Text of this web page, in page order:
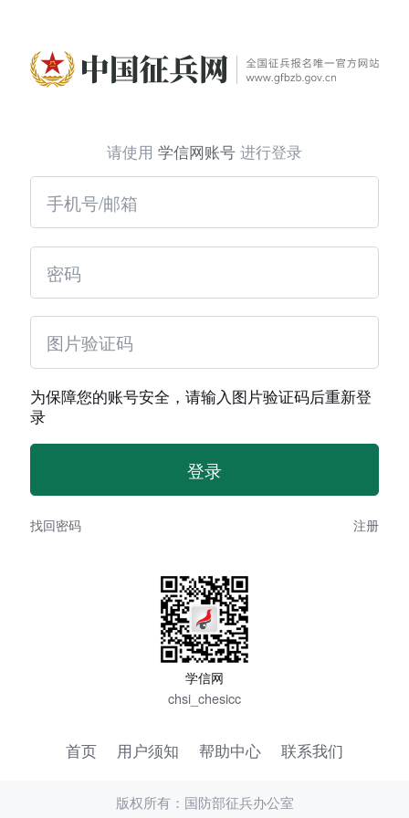
请使用 学信网账号 进行登录
为保障您的账号安全，请输入图片验证码后重新登
录
找回密码 注册
学信网
chsi_chesicc
首页 用户须知 帮助中心 联系我们
版权所有：国防部征兵办公室